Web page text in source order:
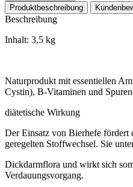
Produktbeschreibung
Beschreibung
Inhalt: 3,5 kg
Naturprodukt mit essentiellen
Cystin), B-Vitaminen und
diätetische Wirkung
Der Einsatz von Bierhefe fördert
geregelten Stoffwechsel. Sie
Dickdarmflora und wirkt sich
Verdauungsvorgang.